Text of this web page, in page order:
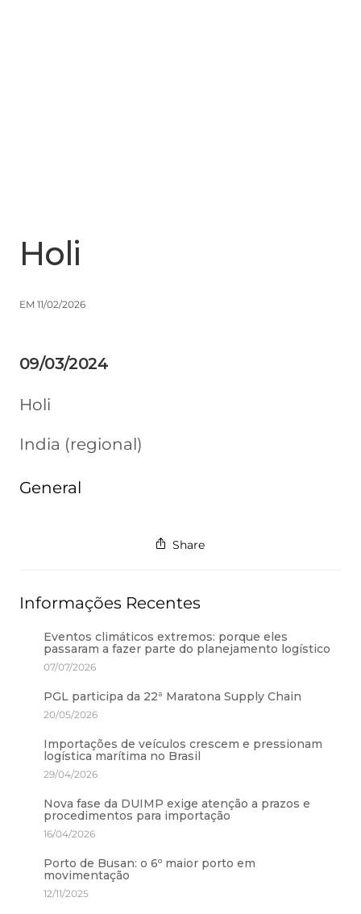
Holi
EM 11/02/2026
09/03/2024
Holi
India (regional)
General
Share
Informações Recentes
Eventos climáticos extremos: porque eles
passaram a fazer parte do planejamento logístico
07/07/2026
PGL participa da 22ª Maratona Supply Chain
20/05/2026
Importações de veículos crescem e pressionam
logística marítima no Brasil
29/04/2026
Nova fase da DUIMP exige atenção a prazos e
procedimentos para importação
16/04/2026
Porto de Busan: o 6º maior porto em
movimentação
12/11/2025